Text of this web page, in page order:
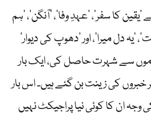
کا سفر‘، ’عہدِ وفا‘، ’آنگن‘، ’ہم
’یہ دل میرا‘، اور ’دھوپ کی دیوار‘
سے شہرت حاصل کی، ایک بار
خبروں کی زینت بن گئے ہیں۔ اس بار
ان کا کوئی نیا پراجیکٹ نہیں